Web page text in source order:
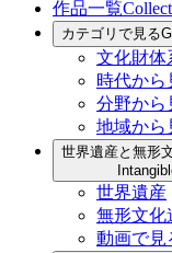
作品一覧
カテゴリで見る
文化財体
時代から
分野から
地域から
世界遺産と無形
世界遺産
無形文化
動画で見